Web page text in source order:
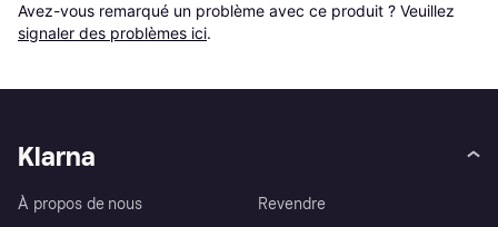
Avez-vous remarqué un problème avec ce produit ? Veuillez
signaler des problèmes ici.
Klarna
À propos de nous
Revendre